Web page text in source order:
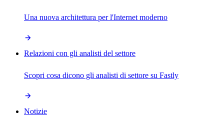
Una nuova architettura per l'Internet moderno
Relazioni con gli analisti del settore
Scopri cosa dicono gli analisti di settore su Fastly
Notizie